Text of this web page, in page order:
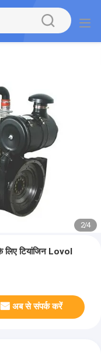
2/4
टियांजिन Lovol
अब से संपर्क करें